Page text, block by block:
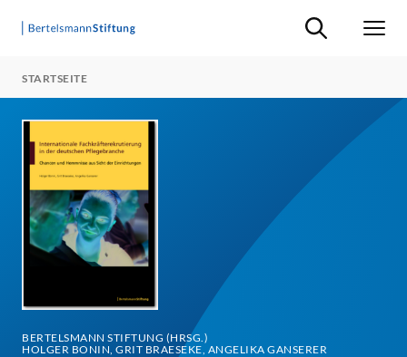
Suche ein-/
STARTSEITE
BERTELSMANN STIFTUNG (HRSG.)
HOLGER BONIN, GRIT BRAESEKE, ANGELIKA GANSERER